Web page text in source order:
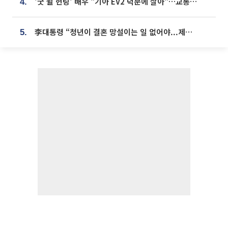
5. 李대통령 “청년이 결혼 망설이는 일 없어야...제도상 불이익 조사”